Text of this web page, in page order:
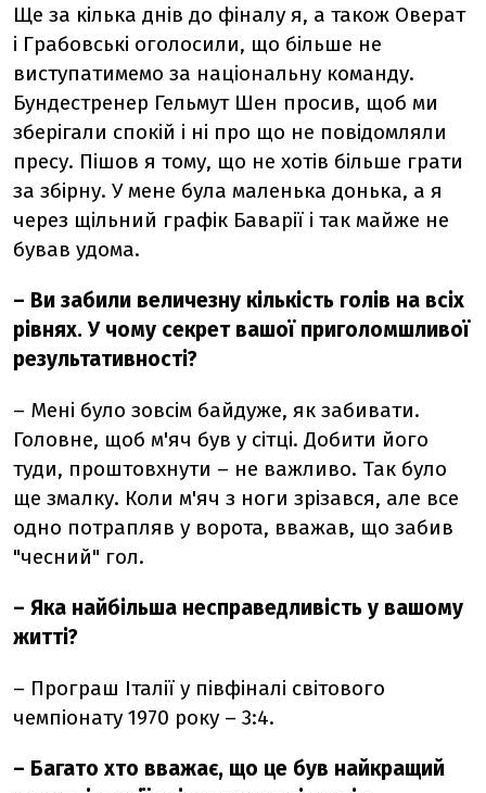
Ще за кілька днів до фіналу я, а також Оверат
і Грабовські оголосили, що більше не
виступатимемо за національну команду.
Бундестренер Гельмут Шен просив, щоб ми
зберігали спокій і ні про що не повідомляли
пресу. Пішов я тому, що не хотів більше грати
за збірну. У мене була маленька донька, а я
через щільний графік Баварії і так майже не
бував удома.
– Ви забили величезну кількість голів на всіх
рівнях. У чому секрет вашої приголомшливої
​​результативності?
– Мені було зовсім байдуже, як забивати.
Головне, щоб м'яч був у сітці. Добити його
туди, проштовхнути – не важливо. Так було
ще змалку. Коли м'яч з ноги зрізався, але все
одно потрапляв у ворота, вважав, що забив
"чесний" гол.
– Яка найбільша несправедливість у вашому
житті?
– Програш Італії у півфіналі світового
чемпіонату 1970 року – 3:4.
– Багато хто вважає, що це був найкращий